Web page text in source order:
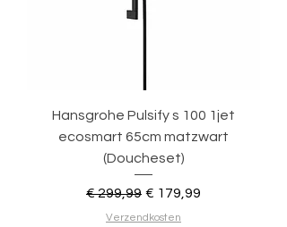
Hansgrohe Pulsify s 100 1jet
ecosmart 65cm matzwart
(Doucheset)
Normale prijs
€ 299,99 Verkoopprijs
€ 179,99
Verzendkosten